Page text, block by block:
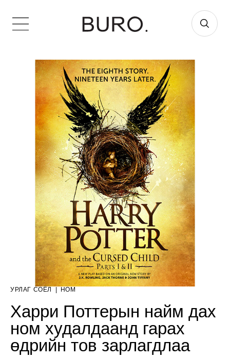
УРЛАГ СОЁЛ НОМ
Харри Поттерын найм дах
ном худалдаанд гарах
өдрийн тов зарлагдлаа